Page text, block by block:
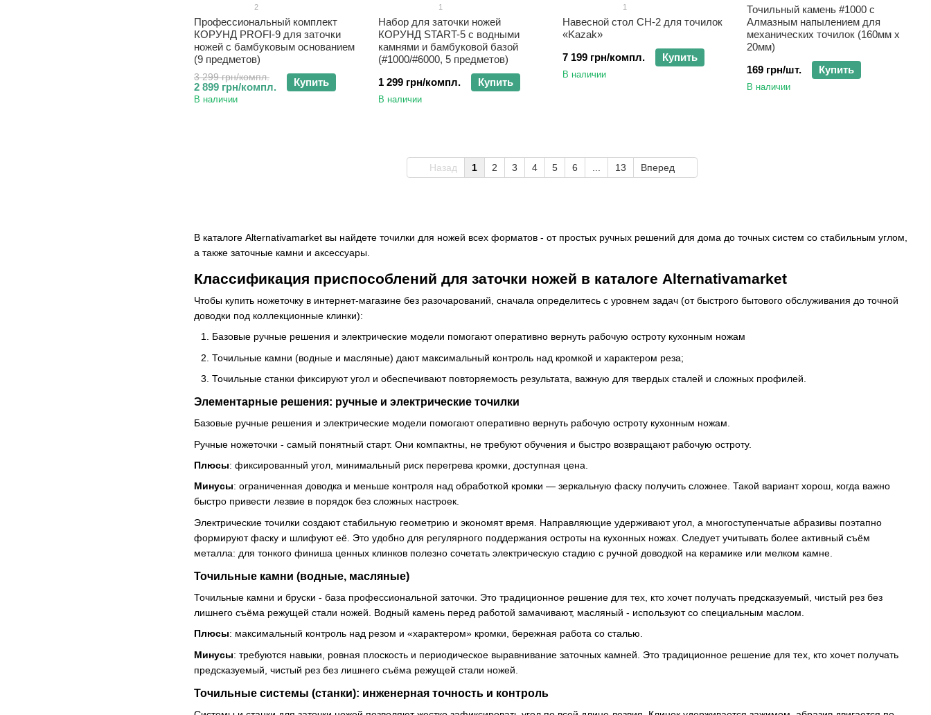
В каталоге Alternativamarket вы найдете точилки для ножей всех форматов - от простых ручных решений для дома до точных систем со стабильным углом,
а также заточные камни и аксессуары.
Классификация приспособлений для заточки ножей в каталоге Alternativamarket
Чтобы купить ножеточку в интернет-магазине без разочарований, сначала определитесь с уровнем задач (от быстрого бытового обслуживания до точной
доводки под коллекционные клинки):
Базовые ручные решения и электрические модели помогают оперативно вернуть рабочую остроту кухонным ножам
Точильные камни (водные и масляные) дают максимальный контроль над кромкой и характером реза;
Точильные станки фиксируют угол и обеспечивают повторяемость результата, важную для твердых сталей и сложных профилей.
Элементарные решения: ручные и электрические точилки
Базовые ручные решения и электрические модели помогают оперативно вернуть рабочую остроту кухонным ножам.
Ручные ножеточки - самый понятный старт. Они компактны, не требуют обучения и быстро возвращают рабочую остроту.
Плюсы: фиксированный угол, минимальный риск перегрева кромки, доступная цена.
Минусы: ограниченная доводка и меньше контроля над обработкой кромки — зеркальную фаску получить сложнее. Такой вариант хорош, когда важно
быстро привести лезвие в порядок без сложных настроек.
Электрические точилки создают стабильную геометрию и экономят время. Направляющие удерживают угол, а многоступенчатые абразивы поэтапно
формируют фаску и шлифуют её. Это удобно для регулярного поддержания остроты на кухонных ножах. Следует учитывать более активный съём
металла: для тонкого финиша ценных клинков полезно сочетать электрическую стадию с ручной доводкой на керамике или мелком камне.
Точильные камни (водные, масляные)
Точильные камни и бруски - база профессиональной заточки. Это традиционное решение для тех, кто хочет получать предсказуемый, чистый рез без
лишнего съёма режущей стали ножей. Водный камень перед работой замачивают, масляный - используют со специальным маслом.
Плюсы: максимальный контроль над резом и «характером» кромки, бережная работа со сталью.
Минусы: требуются навыки, ровная плоскость и периодическое выравнивание заточных камней. Это традиционное решение для тех, кто хочет получать
предсказуемый, чистый рез без лишнего съёма режущей стали ножей.
Точильные системы (станки): инженерная точность и контроль
2
Профессиональный комплект
КОРУНД PROFI-9 для заточки
ножей с бамбуковым основанием
(9 предметов)
3 299 грн/компл.
2 899 грн/компл. Купить
В наличии
1
Набор для заточки ножей
КОРУНД START-5 с водными
камнями и бамбуковой базой
(#1000/#6000, 5 предметов)
1 299 грн/компл.
Купить
В наличии
1
Навесной стол СН-2 для точилок
«Kazak»
7 199 грн/компл.
Купить
В наличии
Точильный камень #1000 с
Алмазным напылением для
механических точилок (160мм х
20мм)
169 грн/шт.
Купить
В наличии
Назад 1 2 3 4 5 6 13 Вперед